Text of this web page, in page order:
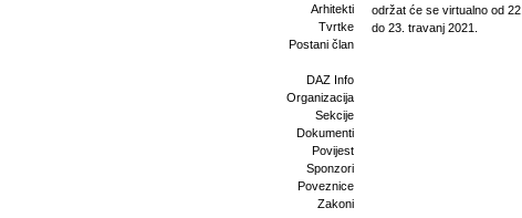
Arhitekti
Tvrtke
Postani član
DAZ Info
Organizacija
Sekcije
Dokumenti
Povijest
Sponzori
Poveznice
Zakoni
održat će se virtualno od 22.
do 23. travanj 2021.